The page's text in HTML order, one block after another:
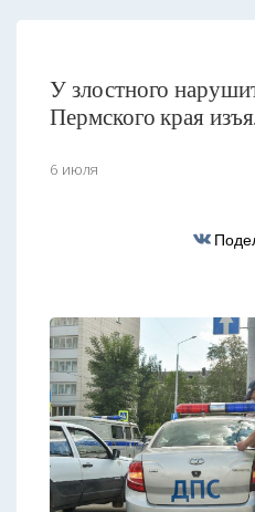
У злостного
Пермского края
6 июля